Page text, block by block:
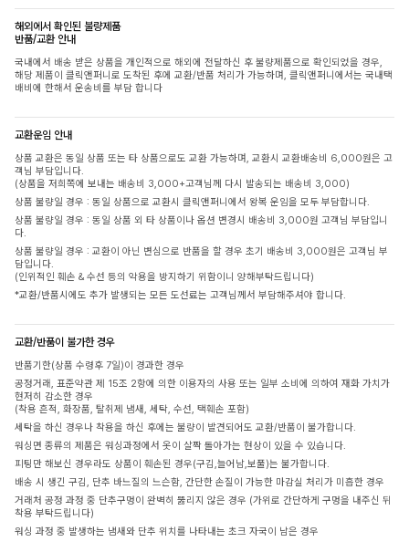
해외에서 확인된 불량제품
반품/교환 안내
국내에서 배송 받은 상품을 개인적으로 해외에 전달하신 후 불량제품으로 확인되었을 경우,
해당 제품이 클릭앤퍼니로 도착된 후에 교환/반품 처리가 가능하며, 클릭앤퍼니에서는 국내택
배비에 한해서 운송비를 부담 합니다
교환운임 안내
상품 교환은 동일 상품 또는 타 상품으로도 교환 가능하며, 교환시 교환배송비 6,000원은 고
객님 부담입니다.
(상품을 저희쪽에 보내는 배송비 3,000+고객님께 다시 발송되는 배송비 3,000)
상품 불량일 경우 : 동일 상품으로 교환시 클릭앤퍼니에서 왕복 운임을 모두 부담합니다.
상품 불량일 경우 : 동일 상품 외 타 상품이나 옵션 변경시 배송비 3,000원 고객님 부담입니
다.
상품 불량일 경우 : 교환이 아닌 변심으로 반품을 할 경우 초기 배송비 3,000원은 고객님 부
담입니다.
(인위적인 훼손 & 수선 등의 악용을 방지하기 위함이니 양해부탁드립니다)
*교환/반품시에도 추가 발생되는 모든 도선료는 고객님께서 부담해주셔야 합니다.
교환/반품이 불가한 경우
반품기한(상품 수령후 7일)이 경과한 경우
공정거래, 표준약관 제 15조 2항에 의한 이용자의 사용 또는 일부 소비에 의하여 재화 가치가
현저히 감소한 경우
(착용 흔적, 화장품, 탈취제 냄새, 세탁, 수선, 택훼손 포함)
세탁을 하신 경우나 착용을 하신 후에는 불량이 발견되어도 교환/반품이 불가합니다.
워싱면 종류의 제품은 워싱과정에서 옷이 살짝 돌아가는 현상이 있을 수 있습니다.
피팅만 해보신 경우라도 상품이 훼손된 경우(구김,늘어남,보풀)는 불가합니다.
배송 시 생긴 구김, 단추 바느질의 느슨함, 간단한 손질이 가능한 마감실 처리가 미흡한 경우
거래처 공정 과정 중 단추구멍이 완벽히 뚫리지 않은 경우 (가위로 간단하게 구멍을 내주신 뒤
착용 부탁드립니다)
워싱 과정 중 발생하는 냄새와 단추 위치를 나타내는 초크 자국이 남은 경우